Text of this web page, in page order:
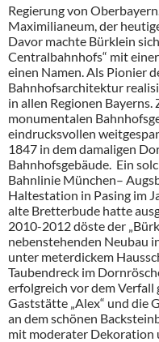
Regierung von
Maximilianeum, der
Davor machte Bürklein
Centralbahnhofs“ mit
einen Namen. Als Pionier
Bahnhofsarchitektur
in allen Regionen Bayerns.
monumentalen
eindrucksvollen
1847 in dem damaligen
Bahnhofsgebäude. Ein
Bahnlinie München–
Haltestation in Pasing im
alte Bretterbude hatte
2010-2012 döste der
nebenstehenden Neubau
unter meterdickem
Taubendreck im
erfolgreich vor dem
Gaststätte „Alex“ und die
an dem schönen
mit moderater Dekoration